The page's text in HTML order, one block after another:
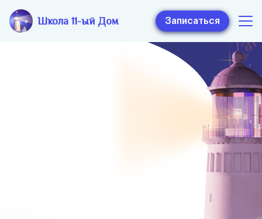
Школа 11-ый Дом Записаться